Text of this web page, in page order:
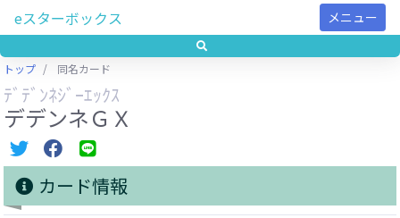
eスターボックス メニュー
トップ 同名カード
ﾃﾞﾃﾞﾝﾈｼﾞｰｴｯｸｽ
デデンネＧＸ
カード情報